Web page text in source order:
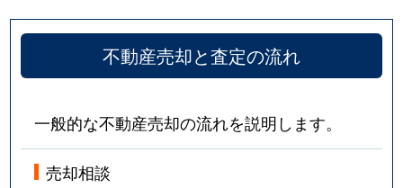
不動産売却と査定の流れ
一般的な不動産売却の流れを説明します。
売却相談